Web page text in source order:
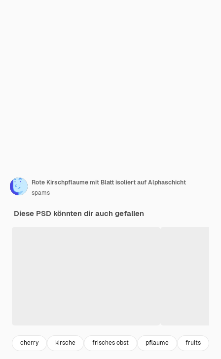
Rote Kirschpflaume mit Blatt isoliert auf Alphaschicht
spams
Diese PSD könnten dir auch gefallen
cherry kirsche frisches obst pflaume fruits